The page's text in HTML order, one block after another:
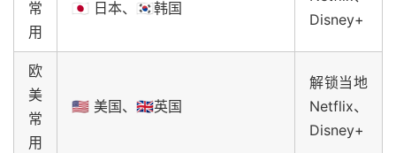
常
用
🇯🇵 日本、🇰🇷韩国
Disney+
欧
美
常
用
🇺🇸 美国、🇬🇧英国
解锁当地
Netflix、
Disney+